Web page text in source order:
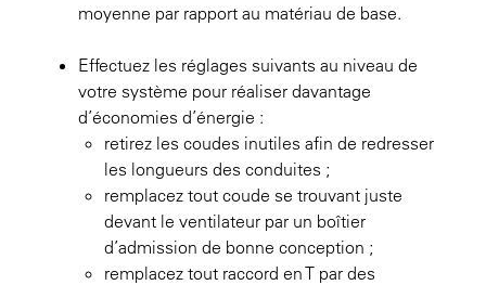
moyenne par rapport au matériau de base.
Effectuez les réglages suivants au niveau de
votre système pour réaliser davantage
d’économies d’énergie :
retirez les coudes inutiles afin de redresser
les longueurs des conduites ;
remplacez tout coude se trouvant juste
devant le ventilateur par un boîtier
d’admission de bonne conception ;
remplacez tout raccord en T par des